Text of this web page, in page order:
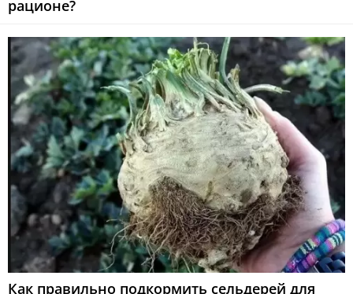
рационе?
Как правильно подкормить сельдерей для